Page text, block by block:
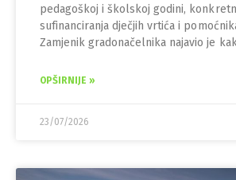
pedagoškoj i školskoj godini,
sufinanciranja dječjih vrtića i
Zamjenik gradonačelnika najavio je
OPŠIRNIJE »
23/07/2026